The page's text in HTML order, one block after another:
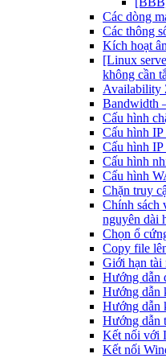
Các dòng
Các thông
Kích hoạt
[Linux
không cần
Availability
Bandwidth
Cấu hình
Cấu hình
Cấu hình
Cấu hình
Cấu hình
Chặn truy
Chính sách
nguyên dài
Chọn ổ
Copy file
Giới hạn tài
Hướng dẫn
Hướng dẫn
Hướng dẫn
Hướng dẫn
Kết nối với
Kết nối